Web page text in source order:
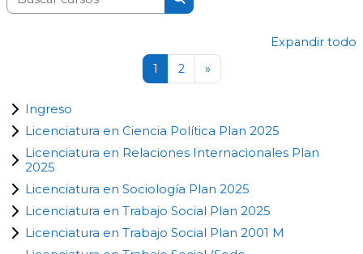
Buscar cursos
Expandir todo
1 Página 1
2Página 2
»Siguiente página
Ingreso
Licenciatura en Ciencia Política Plan 2025
Licenciatura en Relaciones Internacionales Plan
2025
Licenciatura en Sociología Plan 2025
Licenciatura en Trabajo Social Plan 2025
Licenciatura en Trabajo Social Plan 2001 M